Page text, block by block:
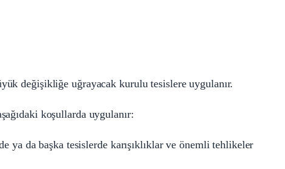
değişikliğe uğrayacak kurulu tesislere uygulanır.
koşullarda uygulanır:
da başka tesislerde karışıklıklar ve önemli tehlikeler